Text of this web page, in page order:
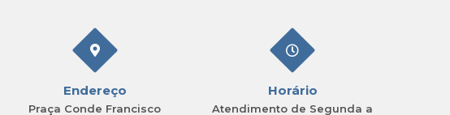
Endereço
Praça Conde Francisco
Horário
Atendimento de Segunda a